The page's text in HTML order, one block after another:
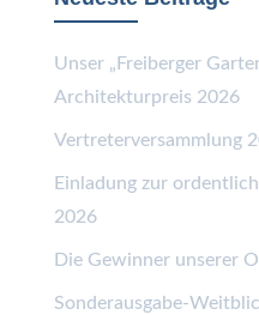
Unser „Freiberger
Architekturpreis 2026
Vertreterversammlung
Einladung zur
2026
Die Gewinner unserer
Sonderausgabe-